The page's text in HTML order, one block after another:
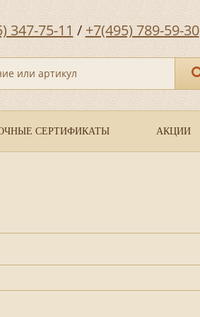
347-75-11 / +7(495) 789-59-30
или артикул
СЕРТИФИКАТЫ АКЦИИ